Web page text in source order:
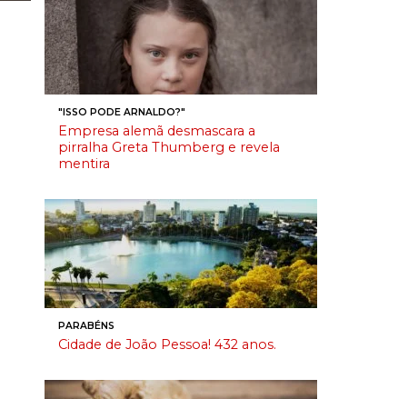
"ISSO PODE ARNALDO?"
Empresa alemã desmascara a
pirralha Greta Thumberg e revela
mentira
PARABÉNS
Cidade de João Pessoa! 432 anos.